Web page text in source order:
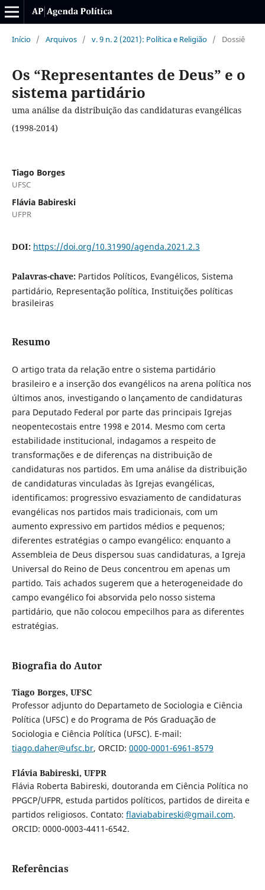
Início / Arquivos / v. 9 n. 2 (2021): Política e Religião / Dossiê
Os “Representantes de Deus” e o
sistema partidário
uma análise da distribuição das candidaturas evangélicas
(1998-2014)
Tiago Borges
UFSC
Flávia Babireski
UFPR
DOI: https://doi.org/10.31990/agenda.2021.2.3
Palavras-chave: Partidos Políticos, Evangélicos, Sistema
partidário, Representação política, Instituições políticas
brasileiras
Resumo
O artigo trata da relação entre o sistema partidário
brasileiro e a inserção dos evangélicos na arena política nos
últimos anos, investigando o lançamento de candidaturas
para Deputado Federal por parte das principais Igrejas
neopentecostais entre 1998 e 2014. Mesmo com certa
estabilidade institucional, indagamos a respeito de
transformações e de diferenças na distribuição de
candidaturas nos partidos. Em uma análise da distribuição
de candidaturas vinculadas às Igrejas evangélicas,
identificamos: progressivo esvaziamento de candidaturas
evangélicas nos partidos mais tradicionais, com um
aumento expressivo em partidos médios e pequenos;
diferentes estratégias o campo evangélico: enquanto a
Assembleia de Deus dispersou suas candidaturas, a Igreja
Universal do Reino de Deus concentrou em apenas um
partido. Tais achados sugerem que a heterogeneidade do
campo evangélico foi absorvida pelo nosso sistema
partidário, que não colocou empecilhos para as diferentes
estratégias.
Biografia do Autor
Tiago Borges, UFSC
Professor adjunto do Departameto de Sociologia e Ciência
Política (UFSC) e do Programa de Pós Graduação de
Sociologia e Ciência Política (UFSC). E-mail:
tiago.daher@ufsc.br, ORCID: 0000-0001-6961-8579
Flávia Babireski, UFPR
Flávia Roberta Babireski, doutoranda em Ciência Política no
PPGCP/UFPR, estuda partidos políticos, partidos de direita e
partidos religiosos. Contato: flaviababireski@gmail.com.
ORCID: 0000-0003-4411-6542.
Referências